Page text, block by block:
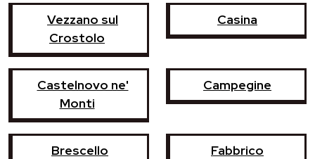
Vezzano sul
Crostolo
Casina
Castelnovo ne'
Monti
Campegine
Brescello Fabbrico